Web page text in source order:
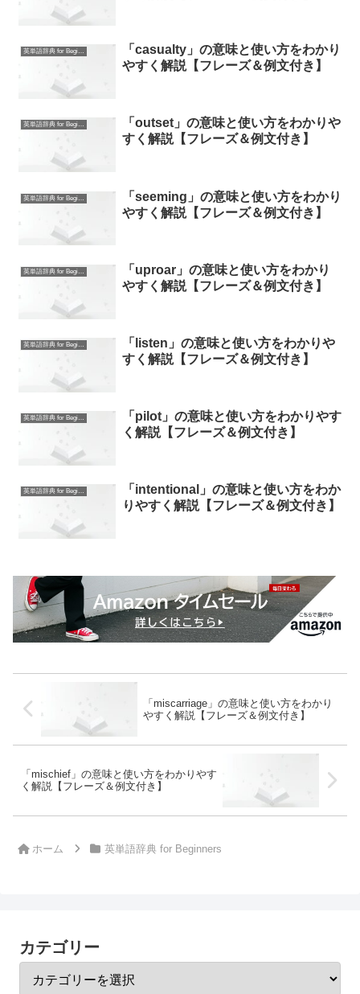
英単語辞典 for Beginners
「casualty」の意味と使い方をわかり
やすく解説【フレーズ＆例文付き】
英単語辞典 for Beginners
「outset」の意味と使い方をわかりや
すく解説【フレーズ＆例文付き】
英単語辞典 for Beginners
「seeming」の意味と使い方をわかり
やすく解説【フレーズ＆例文付き】
英単語辞典 for Beginners
「uproar」の意味と使い方をわかり
やすく解説【フレーズ＆例文付き】
英単語辞典 for Beginners
「listen」の意味と使い方をわかりや
すく解説【フレーズ＆例文付き】
英単語辞典 for Beginners
「pilot」の意味と使い方をわかりやす
く解説【フレーズ＆例文付き】
英単語辞典 for Beginners
「intentional」の意味と使い方をわか
りやすく解説【フレーズ＆例文付き】
「miscarriage」の意味と使い方をわかり
やすく解説【フレーズ＆例文付き】
「mischief」の意味と使い方をわかりやす
く解説【フレーズ＆例文付き】
ホーム 英単語辞典 for Beginners
カテゴリー